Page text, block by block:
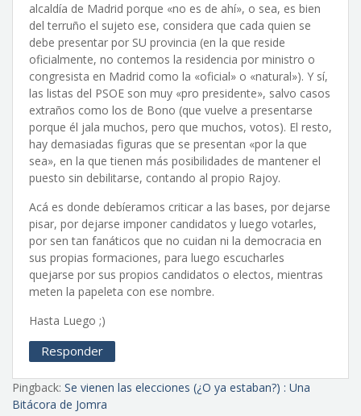
alcaldía de Madrid porque «no es de ahí», o sea, es bien
del terruño el sujeto ese, considera que cada quien se
debe presentar por SU provincia (en la que reside
oficialmente, no contemos la residencia por ministro o
congresista en Madrid como la «oficial» o «natural»). Y sí,
las listas del PSOE son muy «pro presidente», salvo casos
extraños como los de Bono (que vuelve a presentarse
porque él jala muchos, pero que muchos, votos). El resto,
hay demasiadas figuras que se presentan «por la que
sea», en la que tienen más posibilidades de mantener el
puesto sin debilitarse, contando al propio Rajoy.
Acá es donde debíeramos criticar a las bases, por dejarse
pisar, por dejarse imponer candidatos y luego votarles,
por sen tan fanáticos que no cuidan ni la democracia en
sus propias formaciones, para luego escucharles
quejarse por sus propios candidatos o electos, mientras
meten la papeleta con ese nombre.
Hasta Luego ;)
Responder
Pingback: Se vienen las elecciones (¿O ya estaban?) : Una
Bitácora de Jomra